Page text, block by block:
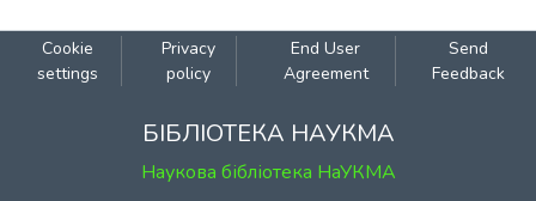
Cookie
settings
Privacy
policy
End User
Agreement
Send
Feedback
БІБЛІОТЕКА НАУКМА
Наукова бібліотека НаУКМА